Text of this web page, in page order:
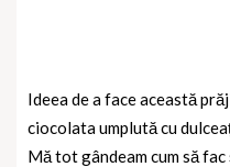
Ideea de a face această
ciocolata umplută cu
Mă tot gândeam cum să